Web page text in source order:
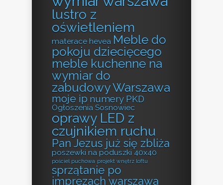
lustro z
oświetleniem
materace hevea Meble do
pokoju dziecięcego
meble kuchenne na
wymiar do
zabudowy Warszawa
moje ip numery PKD
Ogłoszenia Sosnowiec
oprawy LED z
czujnikiem ruchu
Pan Jezus już się zbliża
poszewki na poduszki 40x40
pościel puchowa projekt wnętrz loftu
sprzątanie po
imprezach warszawa